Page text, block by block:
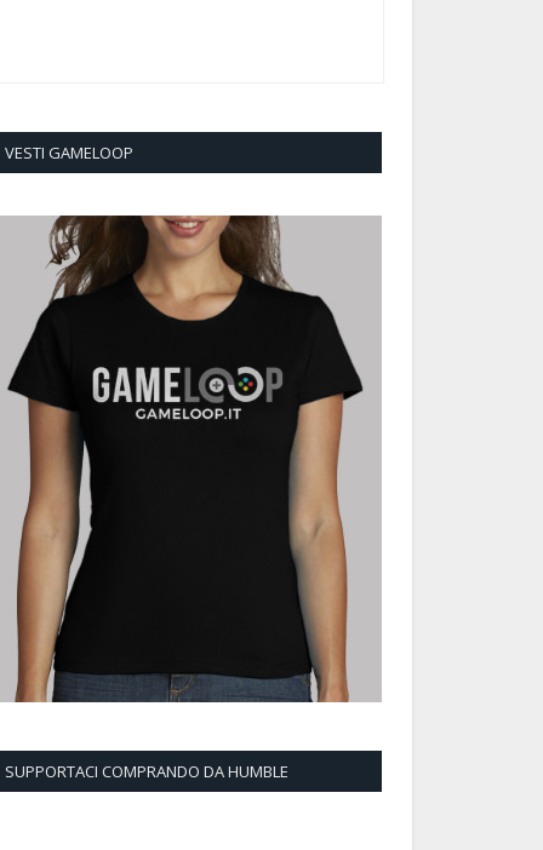
VESTI GAMELOOP
SUPPORTACI COMPRANDO DA HUMBLE